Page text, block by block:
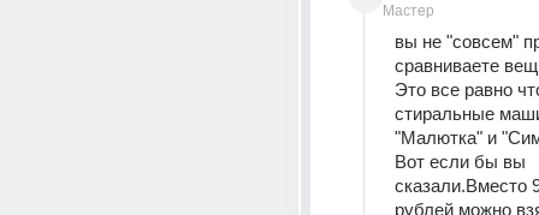
Мастер
вы не "совсем"
сравниваете
Это все равно
стиральные
"Малютка" и
Вот если бы вы
сказали.Вместо
рублей можно